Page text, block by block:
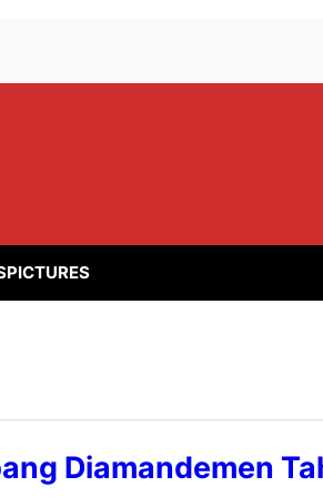
PICTURES
Diamandemen